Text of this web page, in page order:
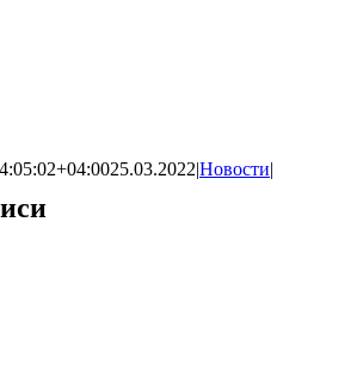
25.03.2022|Новости|